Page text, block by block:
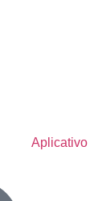
Aplicativo